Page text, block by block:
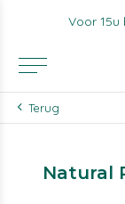
Voor 15u
Terug
Natural